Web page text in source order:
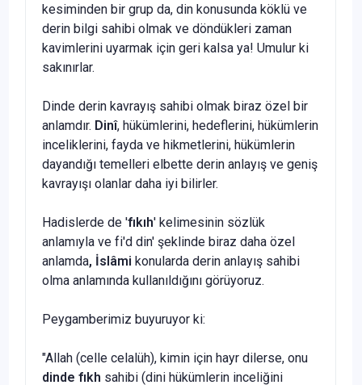
kesiminden bir grup da, din konusunda köklü ve
de­rin bilgi sahibi olmak ve döndükleri zaman
kavimlerini uyarmak için geri kalsa ya! Umulur ki
sakınırlar.
Dinde derin kavrayış sahibi olmak biraz özel bir
anlamdır. Dinî, hü­kümlerini, hedeflerini, hükümlerin
inceliklerini, fayda ve hikmetlerini, hükümlerin
dayandığı temelleri elbette derin anlayış ve geniş
kavra­yışı olanlar daha iyi bilirler.
Hadislerde de 'fıkıh' kelimesinin sözlük
anlamıyla ve fi'd din' şek­linde biraz daha özel
anlamda, İslâmi konularda derin anlayış sahibi
olma anlamında kullanıldığını görüyoruz.
Peygamberimiz buyuruyor ki:
"Allah (celle celalüh), kimin için hayr dilerse, onu
dinde fıkh sahibi (dini hükümlerin inceliğini